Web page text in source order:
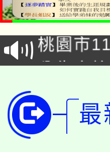
代理(課)
「2026
車」活動
桃園市
生本土
公告本
代理(課)
轉知中
《
轉知苗
最